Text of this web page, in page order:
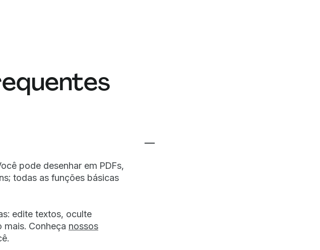
pode desenhar em PDFs,
todas as funções básicas
edite textos, oculte
Conheça nossos